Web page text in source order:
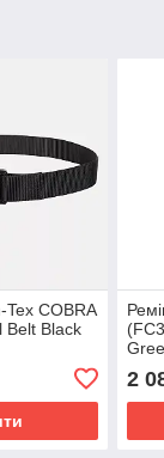
Tex COBRA
Belt Black
2